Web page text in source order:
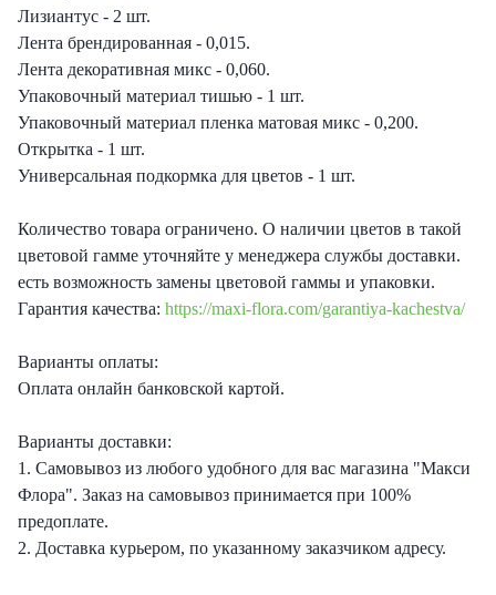
Лизиантус - 2 шт.
Лента брендированная - 0,015.
Лента декоративная микс - 0,060.
Упаковочный материал тишью - 1 шт.
Упаковочный материал пленка матовая микс - 0,200.
Открытка - 1 шт.
Универсальная подкормка для цветов - 1 шт.
Количество товара ограничено. О наличии цветов в такой
цветовой гамме уточняйте у менеджера службы доставки.
есть возможность замены цветовой гаммы и упаковки.
Гарантия качества: https://maxi-flora.com/garantiya-kachestva/
Варианты оплаты:
Оплата онлайн банковской картой.
Варианты доставки:
1. Самовывоз из любого удобного для вас магазина "Макси
Флора". Заказ на самовывоз принимается при 100%
предоплате.
2. Доставка курьером, по указанному заказчиком адресу.